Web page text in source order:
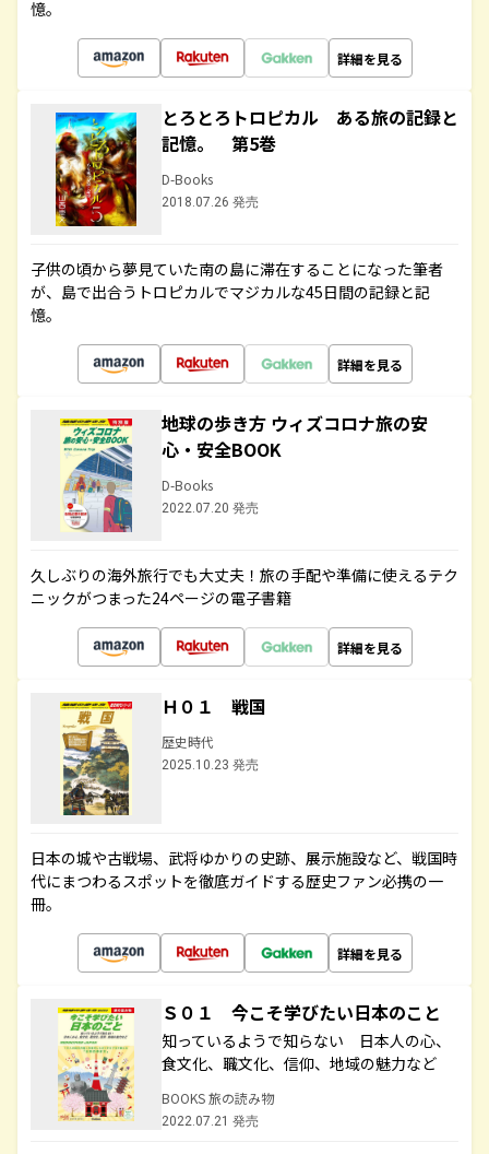
憶。
詳細を見る
とろとろトロピカル ある旅の記録と
記憶。 第5巻
D-Books
2018.07.26 発売
子供の頃から夢見ていた南の島に滞在することになった筆者
が、島で出合うトロピカルでマジカルな45日間の記録と記
憶。
詳細を見る
地球の歩き方 ウィズコロナ旅の安
心・安全BOOK
D-Books
2022.07.20 発売
久しぶりの海外旅行でも大丈夫！旅の手配や準備に使えるテク
ニックがつまった24ページの電子書籍
詳細を見る
Ｈ０１ 戦国
歴史時代
2025.10.23 発売
日本の城や古戦場、武将ゆかりの史跡、展示施設など、戦国時
代にまつわるスポットを徹底ガイドする歴史ファン必携の一
冊。
詳細を見る
Ｓ０１ 今こそ学びたい日本のこと
知っているようで知らない 日本人の心、
食文化、職文化、信仰、地域の魅力など
BOOKS 旅の読み物
2022.07.21 発売